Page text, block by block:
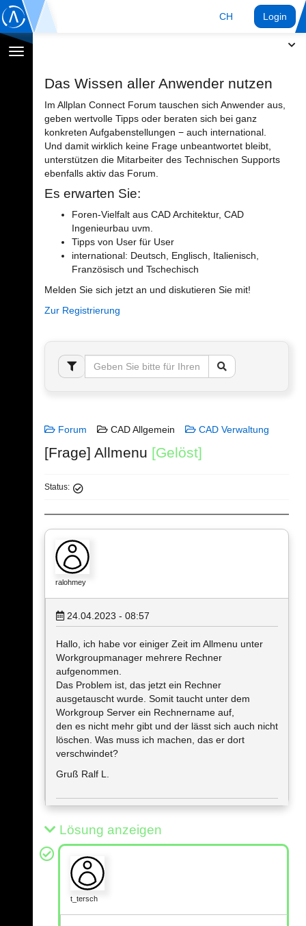
CH Login
Navigation
Das Wissen aller Anwender nutzen
Im Allplan Connect Forum tauschen sich Anwender aus,
geben wertvolle Tipps oder beraten sich bei ganz
konkreten Aufgabenstellungen − auch international.
Und damit wirklich keine Frage unbeantwortet bleibt,
unterstützen die Mitarbeiter des Technischen Supports
ebenfalls aktiv das Forum.
Es erwarten Sie:
Foren-Vielfalt aus CAD Architektur, CAD
Ingenieurbau uvm.
Tipps von User für User
international: Deutsch, Englisch, Italienisch,
Französisch und Tschechisch
Melden Sie sich jetzt an und diskutieren Sie mit!
Zur Registrierung
Forum CAD Allgemein CAD Verwaltung
[Frage] Allmenu [Gelöst]
Status:
ralohmey
24.04.2023 - 08:57
Hallo, ich habe vor einiger Zeit im Allmenu unter
Workgroupmanager mehrere Rechner
aufgenommen.
Das Problem ist, das jetzt ein Rechner
ausgetauscht wurde. Somit taucht unter dem
Workgroup Server ein Rechnername auf,
den es nicht mehr gibt und der lässt sich auch nicht
löschen. Was muss ich machen, das er dort
verschwindet?
Gruß Ralf L.
Lösung anzeigen
t_tersch